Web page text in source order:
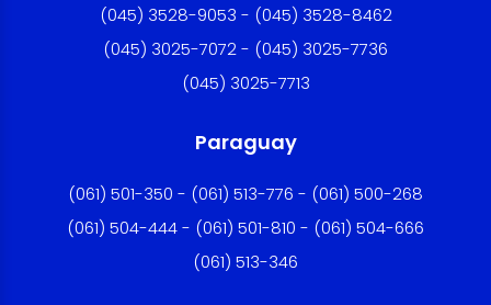
(045) 3528-9053 - (045) 3528-8462
(045) 3025-7072 - (045) 3025-7736
(045) 3025-7713
Paraguay
(061) 501-350 - (061) 513-776 - (061) 500-268
(061) 504-444 - (061) 501-810 - (061) 504-666
(061) 513-346